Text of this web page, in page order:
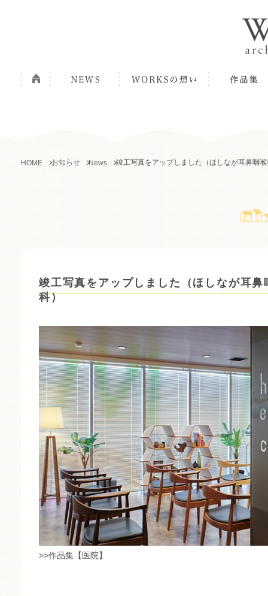
HOME お知らせ News 竣工写真をアップしました（ほしなが耳鼻咽
竣工写真をアップしました（ほしなが耳鼻
科）
>>作品集【医院】